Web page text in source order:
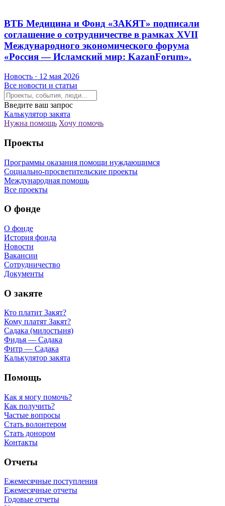
ВТБ Медицина и Фонд «ЗАКЯТ» подписали
соглашение о сотрудничестве в рамках XVII
Международного экономического форума
«Россия — Исламский мир: KazanForum».
Новость · 12 мая 2026
Все новости и статьи
Введите ваш запрос
Калькулятор закята
Нужна помощь Хочу помочь
Проекты
Программы оказания помощи нуждающимся
Социально-просветительские проекты
Международная помощь
Все проекты
О фонде
О фонде
История фонда
Новости
Вакансии
Сотрудничество
Документы
О закяте
Кто платит Закят?
Кому платят Закят?
Садака (милостыня)
Фидья — Садака
Фитр — Садака
Калькулятор закята
Помощь
Как я могу помочь?
Как получить?
Частые вопросы
Стать волонтером
Стать донором
Контакты
Отчеты
Ежемесячные поступления
Ежемесячные отчеты
Годовые отчеты